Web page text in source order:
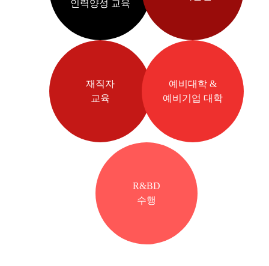
인력양성 교육
재직자
교육
예비대학 &
예비기업 대학
R&BD
수행